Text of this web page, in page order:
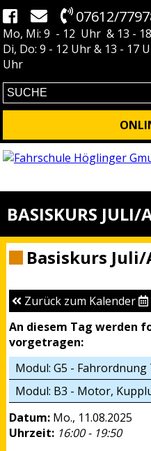
07612/
Mo, Mi: 9 - 12 Uhr & 13 -
Di, Do: 9 - 12 Uhr & 13 - 17
Uhr
BASISKURS JULI/
Basiskurs
Zurück zum Kalender
An diesem Tag werden
vorgetragen:
Modul: G5 - Fahrordnung
Modul: B3 - Motor,
Datum: Mo., 11.08.2025
Uhrzeit: 16:00 - 19:50